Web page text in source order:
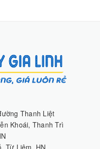
Thanh Liệt
Khoái, Thanh Trì